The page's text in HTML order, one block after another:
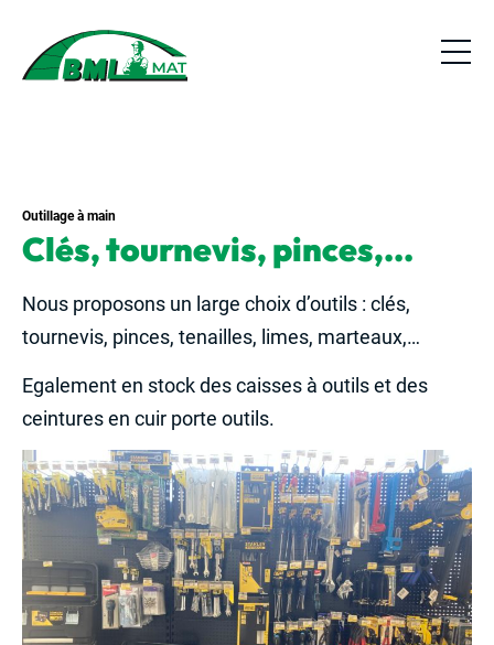
Outillage à main
Clés, tournevis, pinces,…
Nous proposons un large choix d’outils : clés,
tournevis, pinces, tenailles, limes, marteaux,…
Egalement en stock des caisses à outils et des
ceintures en cuir porte outils.